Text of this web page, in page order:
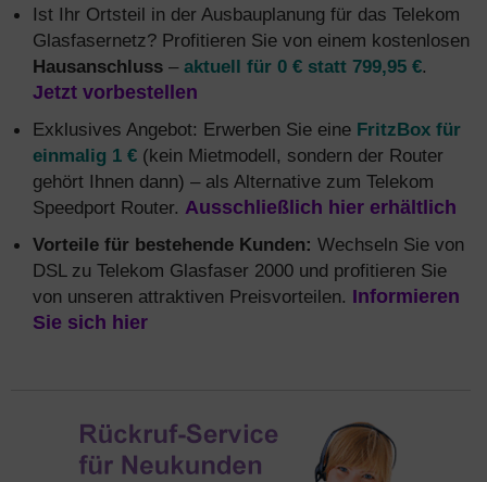
Ist Ihr Ortsteil in der Ausbauplanung für das Telekom
Glasfasernetz? Profitieren Sie von einem kostenlosen
Hausanschluss – aktuell für 0 € statt 799,95 €.
Jetzt vorbestellen
Exklusives Angebot: Erwerben Sie eine FritzBox für
einmalig 1 € (kein Mietmodell, sondern der Router
gehört Ihnen dann) – als Alternative zum Telekom
Speedport Router. Ausschließlich hier erhältlich
Vorteile für bestehende Kunden: Wechseln Sie von
DSL zu Telekom Glasfaser 2000 und profitieren Sie
von unseren attraktiven Preisvorteilen. Informieren
Sie sich hier